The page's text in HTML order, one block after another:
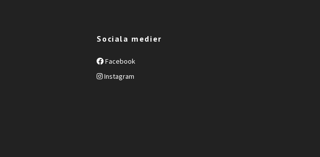
Sociala medier
Facebook
Instagram